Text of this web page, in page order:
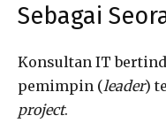
Sebagai
Konsultan IT
pemimpin (leader)
project.